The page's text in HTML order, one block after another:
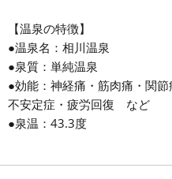
【温泉の特徴】
●温泉名：相川温泉
●泉質：単純温泉
●効能：神経痛・筋肉痛・関
不安定症・疲労回復 など
●泉温：43.3度